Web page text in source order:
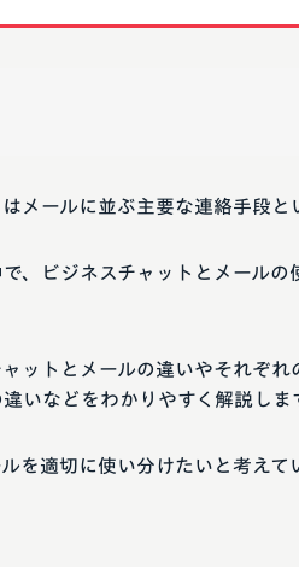
メールに並ぶ主要な連絡手段と
、ビジネスチャットとメールの
ットとメールの違いやそれぞれ
いなどをわかりやすく解説しま
を適切に使い分けたいと考えて